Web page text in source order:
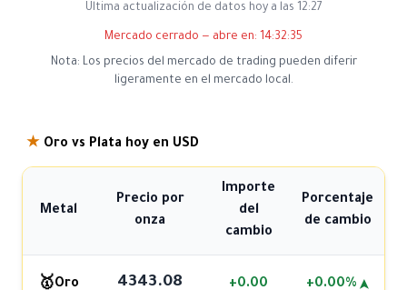
Última actualización de datos hoy a las 12:27
Mercado cerrado — abre en: 14:32:35
Nota: Los precios del mercado de trading pueden diferir
ligeramente en el mercado local.
★ Oro vs Plata hoy en USD
Metal
Precio por
onza
Importe
del
cambio
Porcentaje
de cambio
🥇Oro 4343.08 +0.00 +0.00% ➤